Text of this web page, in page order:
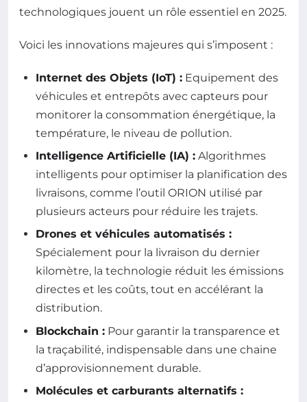
technologiques jouent un rôle essentiel en 2025.
Voici les innovations majeures qui s’imposent :
Internet des Objets (IoT) : Equipement des
véhicules et entrepôts avec capteurs pour
monitorer la consommation énergétique, la
température, le niveau de pollution.
Intelligence Artificielle (IA) : Algorithmes
intelligents pour optimiser la planification des
livraisons, comme l’outil ORION utilisé par
plusieurs acteurs pour réduire les trajets.
Drones et véhicules automatisés :
Spécialement pour la livraison du dernier
kilomètre, la technologie réduit les émissions
directes et les coûts, tout en accélérant la
distribution.
Blockchain : Pour garantir la transparence et
la traçabilité, indispensable dans une chaine
d’approvisionnement durable.
Molécules et carburants alternatifs :